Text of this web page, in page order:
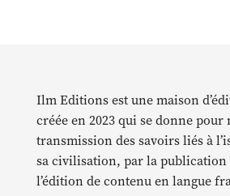
Ilm Editions est une maison
créée en 2023 qui se donne
transmission des savoirs liés à
sa civilisation, par la publication
l’édition de contenu en langue